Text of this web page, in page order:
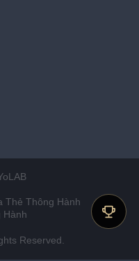
Thẻ Thông Hành
Hành
Reserved.